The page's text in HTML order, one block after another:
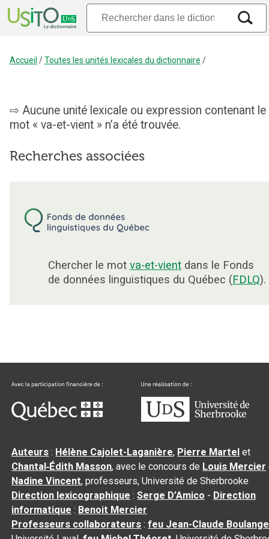
Accueil /Toutes les unités lexicales du dictionnaire /
Aucune unité lexicale ou expression contenant le
mot « va-et-vient » n’a été trouvée.
Recherches associées
Chercher le mot va-et-vient dans le Fonds
de données linguistiques du Québec (FDLQ).
Auteurs : Hélène Cajolet-Laganière, Pierre Martel et
Chantal‑Édith Masson, avec le concours de Louis Mercier
Nadine Vincent, professeurs, Université de Sherbrooke
Direction lexicographique :Serge D’Amico - Direction
informatique : Benoit Mercier
Professeurs collaborateurs :feu Jean-Claude